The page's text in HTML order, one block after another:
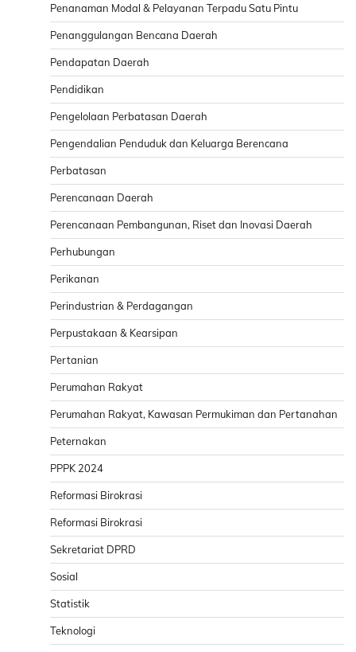
Penanaman Modal & Pelayanan Terpadu Satu Pintu
Penanggulangan Bencana Daerah
Pendapatan Daerah
Pendidikan
Pengelolaan Perbatasan Daerah
Pengendalian Penduduk dan Keluarga Berencana
Perbatasan
Perencanaan Daerah
Perencanaan Pembangunan, Riset dan Inovasi Daerah
Perhubungan
Perikanan
Perindustrian & Perdagangan
Perpustakaan & Kearsipan
Pertanian
Perumahan Rakyat
Perumahan Rakyat, Kawasan Permukiman dan Pertanahan
Peternakan
PPPK 2024
Reformasi Birokrasi
Reformasi Birokrasi
Sekretariat DPRD
Sosial
Statistik
Teknologi